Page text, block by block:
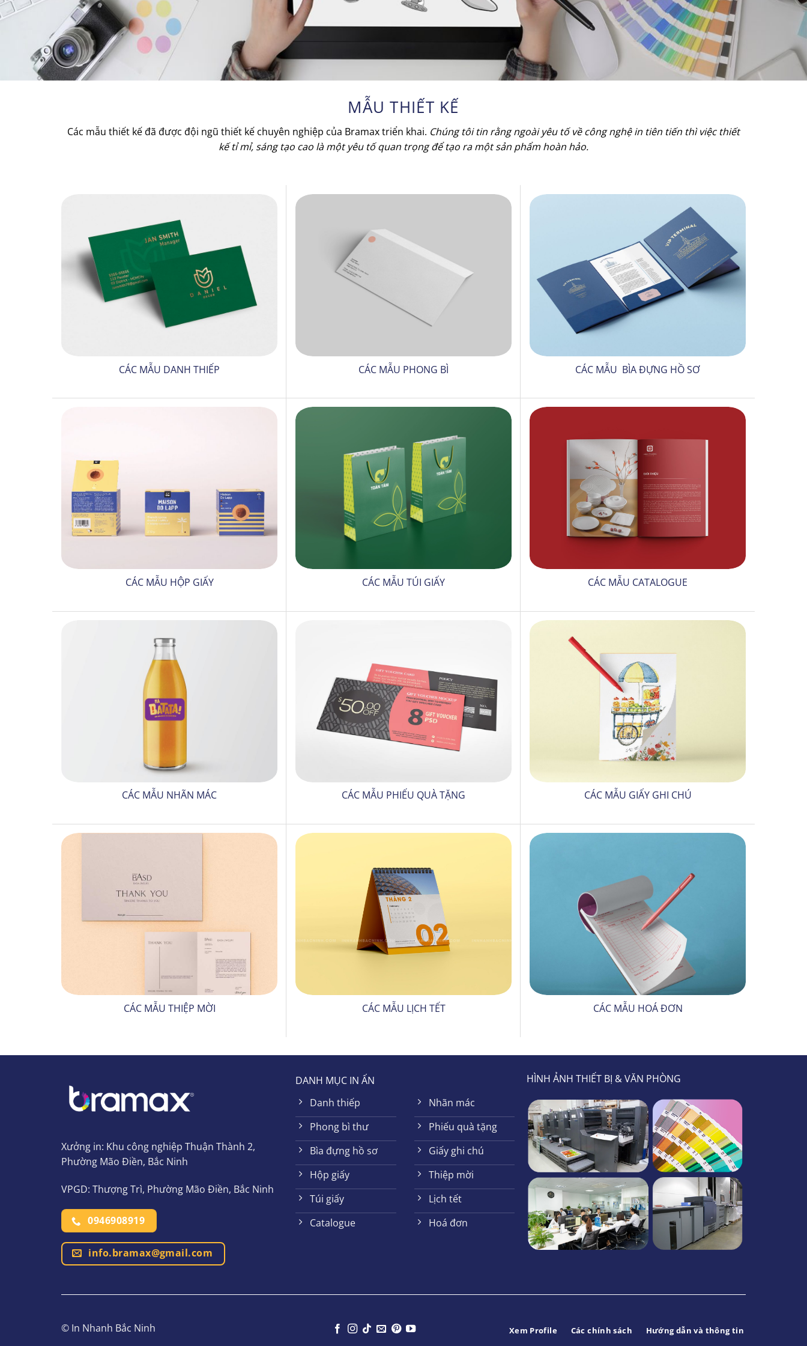
MẪU THIẾT KẾ
Các mẫu thiết kế đã được đội ngũ thiết kế chuyên nghiệp của Bramax triển khai. Chúng tôi tin rằng ngoài yêu tố về công nghệ in tiên tiến thì việc thiết
kế tỉ mỉ, sáng tạo cao là một yêu tố quan trọng để tạo ra một sản phẩm hoàn hảo.
CÁC MẪU DANH THIẾP CÁC MẪU PHONG BÌ CÁC MẪU BÌA ĐỰNG HỒ SƠ
CÁC MẪU HỘP GIẤY CÁC MẪU TÚI GIẤY CÁC MẪU CATALOGUE
CÁC MẪU NHÃN MÁC CÁC MẪU PHIẾU QUÀ TẶNG CÁC MẪU GIẤY GHI CHÚ
CÁC MẪU THIỆP MỜI CÁC MẪU LỊCH TẾT CÁC MẪU HOÁ ĐƠN
Xưởng in: Khu công nghiệp Thuận Thành 2,
Phường Mão Điền, Bắc Ninh
VPGD: Thượng Trì, Phường Mão Điền, Bắc Ninh
0946908919
info.bramax@gmail.com
DANH MỤC IN ẤN
Danh thiếp
Phong bì thư
Bìa đựng hồ sơ
Hộp giấy
Túi giấy
Catalogue
Nhãn mác
Phiếu quà tặng
Giấy ghi chú
Thiệp mời
Lịch tết
Hoá đơn
HÌNH ẢNH THIẾT BỊ & VĂN PHÒNG
© In Nhanh Bắc Ninh Xem Profile Các chính sách Hướng dẫn và thông tin